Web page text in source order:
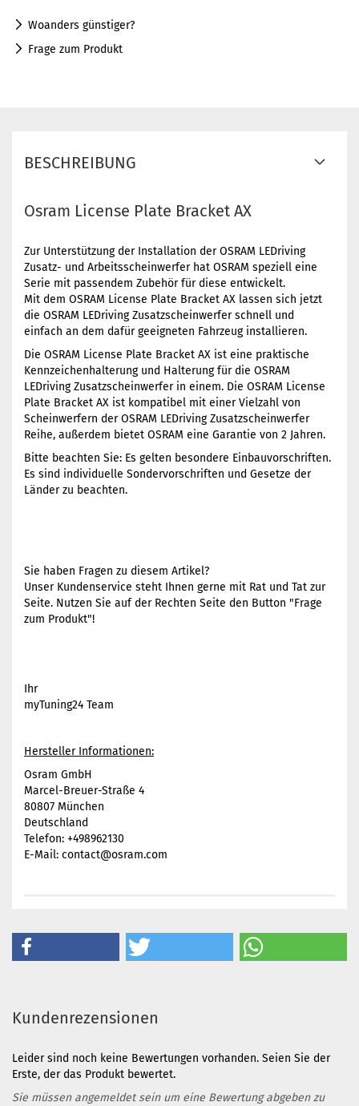
Woanders günstiger?
Frage zum Produkt
BESCHREIBUNG
Osram License Plate Bracket AX
Zur Unterstützung der Installation der OSRAM LEDriving
Zusatz- und Arbeitsscheinwerfer hat OSRAM speziell eine
Serie mit passendem Zubehör für diese entwickelt.
Mit dem OSRAM License Plate Bracket AX lassen sich jetzt
die OSRAM LEDriving Zusatzscheinwerfer schnell und
einfach an dem dafür geeigneten Fahrzeug installieren.
Die OSRAM License Plate Bracket AX ist eine praktische
Kennzeichenhalterung und Halterung für die OSRAM
LEDriving Zusatzscheinwerfer in einem. Die OSRAM License
Plate Bracket AX ist kompatibel mit einer Vielzahl von
Scheinwerfern der OSRAM LEDriving Zusatzscheinwerfer
Reihe, außerdem bietet OSRAM eine Garantie von 2 Jahren.
Bitte beachten Sie: Es gelten besondere Einbauvorschriften.
Es sind individuelle Sondervorschriften und Gesetze der
Länder zu beachten.
Sie haben Fragen zu diesem Artikel?
Unser Kundenservice steht Ihnen gerne mit Rat und Tat zur
Seite. Nutzen Sie auf der Rechten Seite den Button "Frage
zum Produkt"!
Ihr
myTuning24 Team
Hersteller Informationen:
Osram GmbH
Marcel-Breuer-Straße 4
80807 München
Deutschland
Telefon: +498962130
E-Mail: contact@osram.com
Kundenrezensionen
Leider sind noch keine Bewertungen vorhanden. Seien Sie der
Erste, der das Produkt bewertet.
Sie müssen angemeldet sein um eine Bewertung abgeben zu